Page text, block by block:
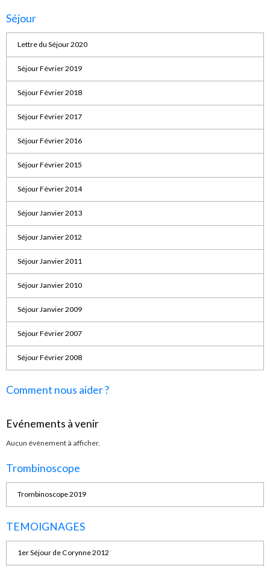
Séjour
Lettre du Séjour 2020
Séjour Février 2019
Séjour Février 2018
Séjour Février 2017
Séjour Février 2016
Séjour Février 2015
Séjour Février 2014
Séjour Janvier 2013
Séjour Janvier 2012
Séjour Janvier 2011
Séjour Janvier 2010
Séjour Janvier 2009
Séjour Février 2007
Séjour Février 2008
Comment nous aider ?
Evénements à venir
Aucun évènement à afficher.
Trombinoscope
Trombinoscope 2019
TEMOIGNAGES
1er Séjour de Corynne 2012